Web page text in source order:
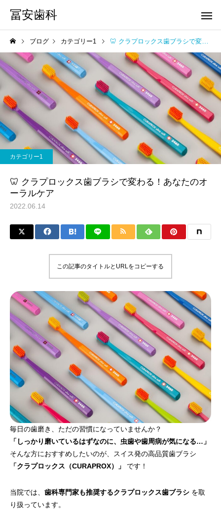
冨安歯科
Uncategorized
唾液検査SillHa（シルハ）
でわかるお口の健康｜冨安
歯科
審美歯科
マスクを外す生活とホ
トニング需要の高まり
ブログ カテゴリー1 🦷 クラプロックス歯ブラシで変わる！あなたのオーラルケア
カテゴリー1
🦷 クラプロックス歯ブラシで変わる！あなたのオ
ーラルケア
2022.06.14
この記事のタイトルとURLをコピーする
毎日の歯磨き、ただの習慣になっていませんか？
「しっかり磨いているはずなのに、虫歯や歯周病が気になる…」
そんな方におすすめしたいのが、スイス発の高品質歯ブラシ
「クラプロックス（CURAPROX）」
です！
当院では、 歯科専門家も推奨するクラプロックス歯ブラシ を取
り扱っています。